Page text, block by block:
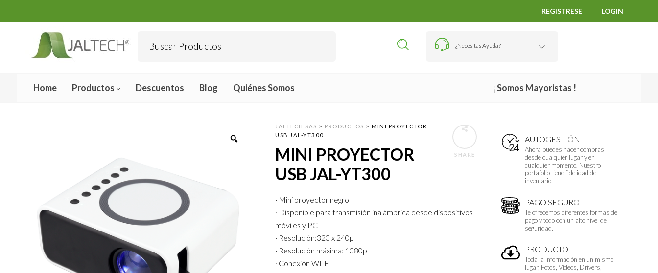
REGISTRESE LOGIN
¿Necesitas Ayuda?
Home Productos Descuentos Blog Quiénes Somos ¡ Somos Mayoristas !
AUTOGESTIÓN
Ahora puedes hacer compras
desde cualquier lugar y en
cualquier momento. Nuestro
portafolio tiene fidelidad de
inventario.
PAGO SEGURO
Te ofrecemos diferentes formas de
pago y todo con un alto nivel de
seguridad.
PRODUCTO
Toda la información en un mismo
lugar, Fotos, Vídeos, Drivers,
SHARE
JALTECH SAS > PRODUCTOS >MINI PROYECTOR
USB JAL-YT300
MINI PROYECTOR
USB JAL-YT300
· Mini proyector negro
· Disponible para transmisión inalámbrica desde dispositivos
móviles y PC
· Resolución:320 x 240p
· Resolución máxima: 1080p
· Conexión WI-FI